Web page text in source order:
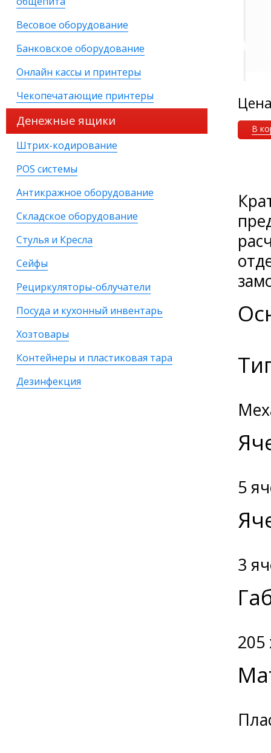
Весовое оборудование
Банковское оборудование
Онлайн кассы и принтеры
Чекопечатающие принтеры
Денежные ящики
Штрих-кодирование
POS системы
Антикражное оборудование
Складское оборудование
Стулья и Кресла
Сейфы
Рециркуляторы-облучатели
Посуда и кухонный инвентарь
Хозтовары
Контейнеры и пластиковая тара
Дезинфекция
В
5
3
205